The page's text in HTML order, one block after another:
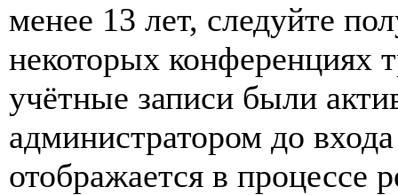
менее 13 лет, следуйте
некоторых конференциях
учётные записи были
администратором до
отображается в процессе